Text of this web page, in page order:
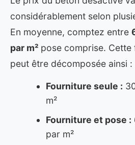
considérablement selon
En moyenne, comptez entre
par m² pose comprise.
peut être décomposée ainsi :
Fourniture seule :
m²
Fourniture et pose :
par m²